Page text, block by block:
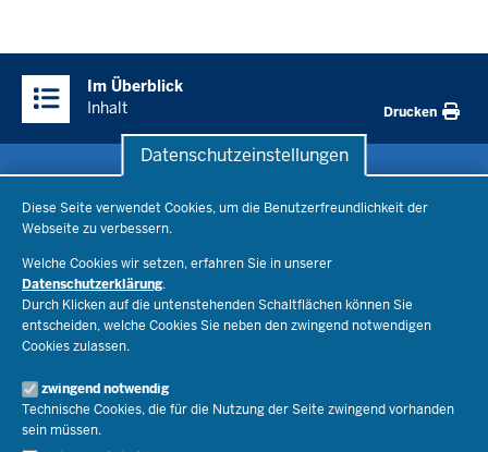
Datenschutzeinstellungen
Diese Seite verwendet Cookies, um die Benutzerfreundlichkeit der
Webseite zu verbessern.
Welche Cookies wir setzen, erfahren Sie in unserer
Datenschutzerklärung.
Durch Klicken auf die untenstehenden Schaltflächen können Sie
entscheiden, welche Cookies Sie neben den zwingend notwendigen
Cookies zulassen.
zwingend notwendig
Technische Cookies, die für die Nutzung der Seite zwingend vorhanden
sein müssen.
Inhalte
Im Überblick
Inhalt
Drucken
Bildungsthemen
Lehrkräfte
Recht
Schulleben
Ministerium
Ministerin Dorothee Feller
Staatssekretär Dr. Urban Mauer
Open Government
Bibliothek
Veranstaltungen
Presse
Pressefotos
Social Media
Pressekontakt
Service
Schule(n) suchen